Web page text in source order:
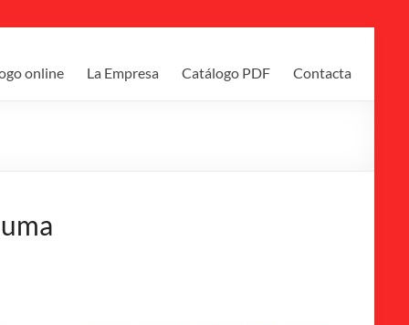
online La Empresa Catálogo PDF Contacta